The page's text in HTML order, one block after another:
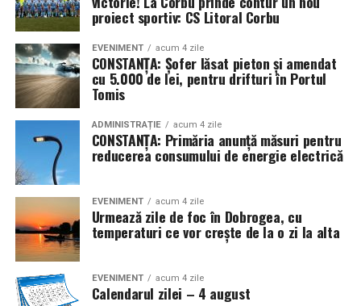
Bucureşti şi numirea lui Dionisie Pop-Marţian ca
director al Oficiului Statistic pentru Principatele Unite
(4/16)
* În urmă cu 112 ani (1914), în contextul izbucnirii
Primului Război Mondial, Germania invada Belgia, iar ca
răspuns, Marea Britanie a declarat război Germaniei.
Statele Unite și-au proclamat neutralitatea
* Se marchează 110 ani (1916) de la semnarea, la
Bucureşti, a Tratatului de alianţă între România, de o
parte, şi Rusia, Franţa, Marea Britanie şi Italia, pe de altă
parte, pentru intrarea ţării noastre în război de partea
Antantei (în prima conflagraţie mondială). La
14/27.VIII.1916 România a declarat război Austro-
Ungariei, dată ce a marcat începutul războiul de
proiect sportiv: CS Litoral Corbu
EVENIMENT acum 4 zile
CONSTANȚA: Șofer lăsat pieton și amendat
cu 5.000 de lei, pentru drifturi în Portul
Tomis
ADMINISTRAȚIE acum 4 zile
CONSTANȚA: Primăria anunță măsuri pentru
reducerea consumului de energie electrică
EVENIMENT acum 4 zile
Urmează zile de foc în Dobrogea, cu
temperaturi ce vor crește de la o zi la alta
EVENIMENT acum 4 zile
Calendarul zilei – 4 august